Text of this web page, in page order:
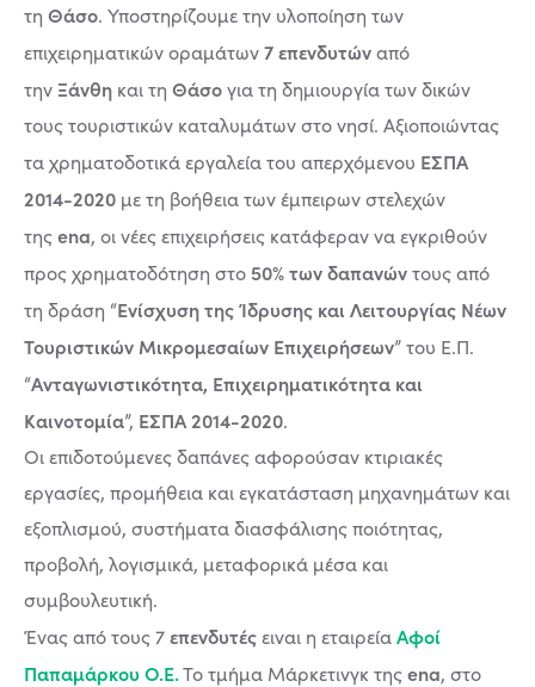
τη Θάσο. Υποστηρίζουμε την υλοποίηση των
επιχειρηματικών οραμάτων7 επενδυτώναπό
την Ξάνθη και τη Θάσογια τη δημιουργία των δικών
τους τουριστικών καταλυμάτων στο νησί. Αξιοποιώντας
τα χρηματοδοτικά εργαλεία του απερχόμενου ΕΣΠΑ
2014-2020 με τη βοήθεια των έμπειρων στελεχών
τηςena, οι νέες επιχειρήσεις κατάφεραν να εγκριθούν
προς χρηματοδότηση στο 50% των δαπανώντους από
τη δράση “Ενίσχυση της Ίδρυσης και Λειτουργίας Νέων
Τουριστικών Μικρομεσαίων Επιχειρήσεων” του Ε.Π.
“Ανταγωνιστικότητα, Επιχειρηματικότητα και
Καινοτομία”, ΕΣΠΑ 2014-2020.
Οι επιδοτούμενες δαπάνες αφορούσαν κτιριακές
εργασίες, προμήθεια και εγκατάσταση μηχανημάτων και
εξοπλισμού, συστήματα διασφάλισης ποιότητας,
προβολή, λογισμικά, μεταφορικά μέσα και
συμβουλευτική.
Ένας από τους 7επενδυτέςειναι η εταιρείαΑφοί
Παπαμάρκου Ο.Ε.Το τμήμα Μάρκετινγκ τηςena, στο